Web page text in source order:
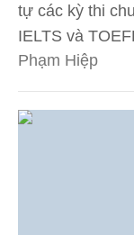
tự các kỳ thi
IELTS và
Phạm Hiệp